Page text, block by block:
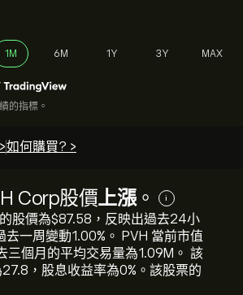
1M 6M 1Y 3Y MAX
的指標。
如何購買? >
Corp股價上漲。 i
股價為‎$‎87.58，反映出過去24小
去一周變動‎1.00‎%。 PVH 當前市值
三個月的平均交易量為1.09M。 該
，股息收益率為0%。該股票的